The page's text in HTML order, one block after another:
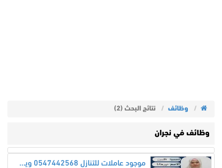
وظائف نتائج البحث (2)
وظائف في نجران
موجود عاملات للتنازل 0547442568 ويوجد توصيل لجميع أنحاء المملكة